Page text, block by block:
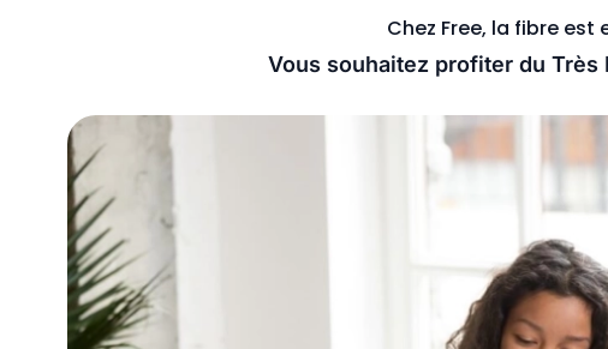
Chez Free, la fibre
Vous souhaitez profiter du